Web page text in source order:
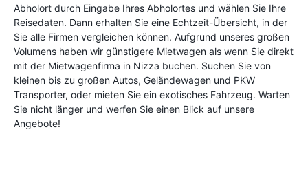
Abholort durch Eingabe Ihres Abholortes und wählen Sie Ihre
Reisedaten. Dann erhalten Sie eine Echtzeit-Übersicht, in der
Sie alle Firmen vergleichen können. Aufgrund unseres großen
Volumens haben wir günstigere Mietwagen als wenn Sie direkt
mit der Mietwagenfirma in Nizza buchen. Suchen Sie von
kleinen bis zu großen Autos, Geländewagen und PKW
Transporter, oder mieten Sie ein exotisches Fahrzeug. Warten
Sie nicht länger und werfen Sie einen Blick auf unsere
Angebote!